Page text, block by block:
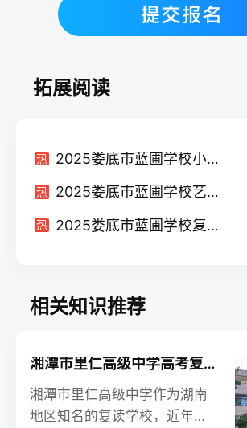
拓展阅读
热 2025娄底市蓝圃学校小班制高考复读班：精细化教学助力逆袭
热 2025娄底市蓝圃学校艺考生文化课冲刺班
热 2025娄底市蓝圃学校复读班学籍怎么处理？
相关知识推荐
湘潭市里仁高级中学高考复读学校怎么样？
湘潭市里仁高级中学作为湖南
地区知名的复读学校，近年来